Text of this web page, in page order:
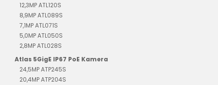
12,3MP ATL120S
8,9MP ATL089S
7,1MP ATL071S
5,0MP ATL050S
2,8MP ATL028S
Atlas 5GigE IP67 PoE Kamera
24,5MP ATP245S
20,4MP ATP204S